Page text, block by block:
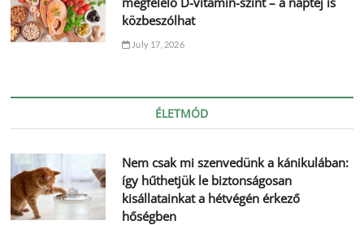
közbeszólhat
July 17, 2026
ÉLETMÓD
Nem csak mi szenvedünk a kánikulában:
így hűthetjük le biztonságosan
kisállatainkat a hétvégén érkező
hőségben